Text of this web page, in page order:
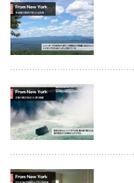
ゲ
ー
シ
ョ
ン